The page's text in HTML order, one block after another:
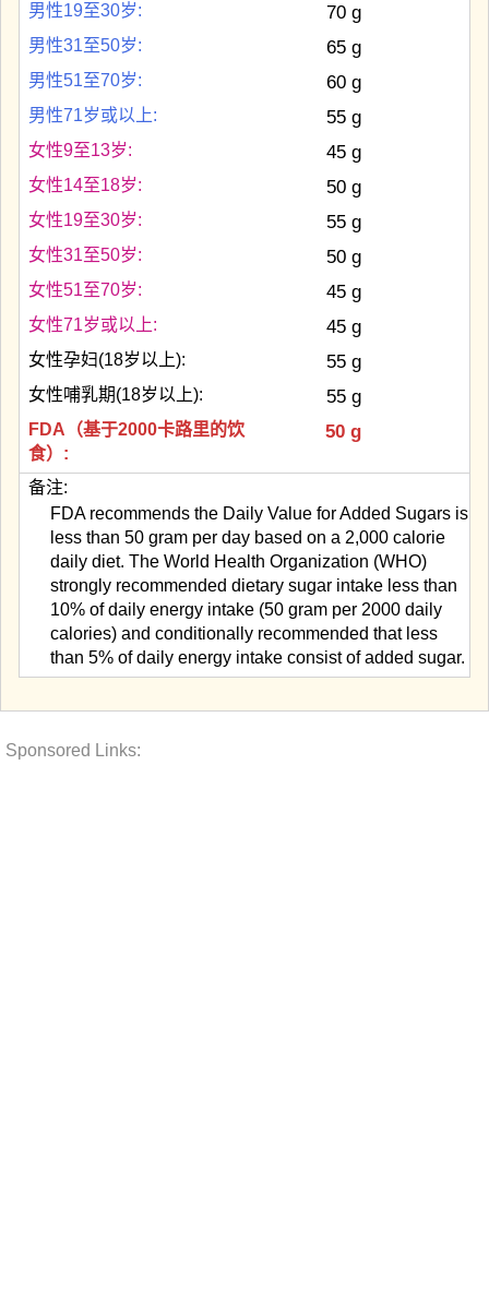
男性19至30岁: 70 g
男性31至50岁: 65 g
男性51至70岁: 60 g
男性71岁或以上: 55 g
女性9至13岁: 45 g
女性14至18岁: 50 g
女性19至30岁: 55 g
女性31至50岁: 50 g
女性51至70岁: 45 g
女性71岁或以上: 45 g
女性孕妇(18岁以上): 55 g
女性哺乳期(18岁以上): 55 g
FDA（基于2000卡路里的饮
食）:
50 g
备注:
FDA recommends the Daily Value for Added Sugars is
less than 50 gram per day based on a 2,000 calorie
daily diet. The World Health Organization (WHO)
strongly recommended dietary sugar intake less than
10% of daily energy intake (50 gram per 2000 daily
calories) and conditionally recommended that less
than 5% of daily energy intake consist of added sugar.
Sponsored Links: